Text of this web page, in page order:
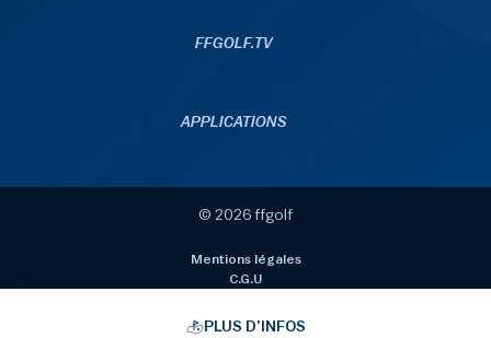
PLUS D’INFOS
FFGOLF.TV
APPLICATIONS
© 2026 ffgolf
Mentions légales
C.G.U
Politique de gestion des cookies